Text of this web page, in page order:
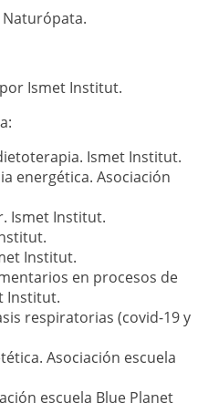
Naturópata.
Ismet Institut.
Ismet Institut.
energética. Asociación
Ismet Institut.
Institut.
en procesos de
Institut.
respiratorias (covid-19 y
Asociación escuela
escuela Blue Planet